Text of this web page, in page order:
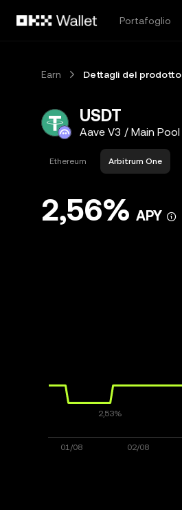
Portafoglio
Earn Dettagli del prodotto
USDT
Aave V3 / Main Pool
Ethereum Arbitrum One
2,56% APY